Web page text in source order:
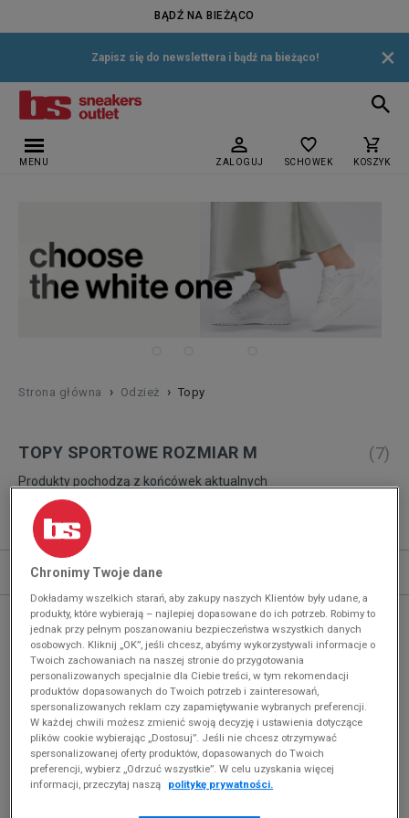
BĄDŹ NA BIEŻĄCO
Zapisz się do newslettera i bądź na bieżąco! ×
MENU ZALOGUJ SCHOWEK KOSZYK
Strona główna › Odzież › Topy
TOPY SPORTOWE ROZMIAR M
Produkty pochodzą z końcówek aktualnych
kolekcji, ubiegłych sezonów lub z ekspozycji.
Szczegóły.
(7)
REKOMENDOWANE
Wybrane filtry: M Wyczyść
Chronimy Twoje dane
Dokładamy wszelkich starań, aby zakupy naszych Klientów były udane, a
produkty, które wybierają – najlepiej dopasowane do ich potrzeb. Robimy to
jednak przy pełnym poszanowaniu bezpieczeństwa wszystkich danych
osobowych. Kliknij „OK”, jeśli chcesz, abyśmy wykorzystywali informacje o
Twoich zachowaniach na naszej stronie do przygotowania
personalizowanych specjalnie dla Ciebie treści, w tym rekomendacji
produktów dopasowanych do Twoich potrzeb i zainteresowań,
spersonalizowanych reklam czy zapamiętywanie wybranych preferencji.
W każdej chwili możesz zmienić swoją decyzję i ustawienia dotyczące
plików cookie wybierając „Dostosuj”. Jeśli nie chcesz otrzymywać
spersonalizowanej oferty produktów, dopasowanych do Twoich
preferencji, wybierz „Odrzuć wszystkie”. W celu uzyskania więcej
informacji, przeczytaj naszą
politykę prywatności.